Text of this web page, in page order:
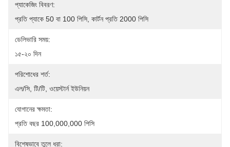
প্যাকেজিং বিবরণ:
প্রতি প্যাকে 50 বা 100 পিসি, কার্টন প্রতি 2000 পিসি
ডেলিভারি সময়:
১৫-২০ দিন
পরিশোধের শর্ত:
এল/সি, টি/টি, ওয়েস্টার্ন ইউনিয়ন
যোগানের ক্ষমতা:
প্রতি বছর 100,000,000 পিসি
বিশেষভাবে তুলে ধরা: